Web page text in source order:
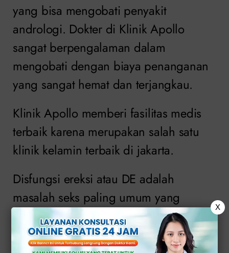
yang bisa mengobati penyakit
andrologi. Dokter di Klinik Apollo
sangat berpengalaman dalam
mengobati dengan biaya penanganan
yang sangat hemat dan terjangkau.
Klinik Apollo memberi fasilitas medis
terbaik karena merupakan salah satu
klinik kelamin terbaik di jakarta.
Disfungsi ereksi atau DE adalah
masalah seks paling umum yang
dialami pria dan ini mempengaruhi
pada kebanyakan pria.
X